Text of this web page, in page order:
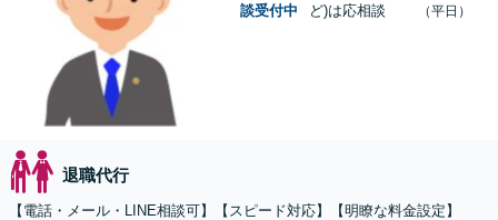
談受付中
ど)は応相談
（平日）
退職代行
【電話・メール・LINE相談可】【スピード対応】【明瞭な料金設定】